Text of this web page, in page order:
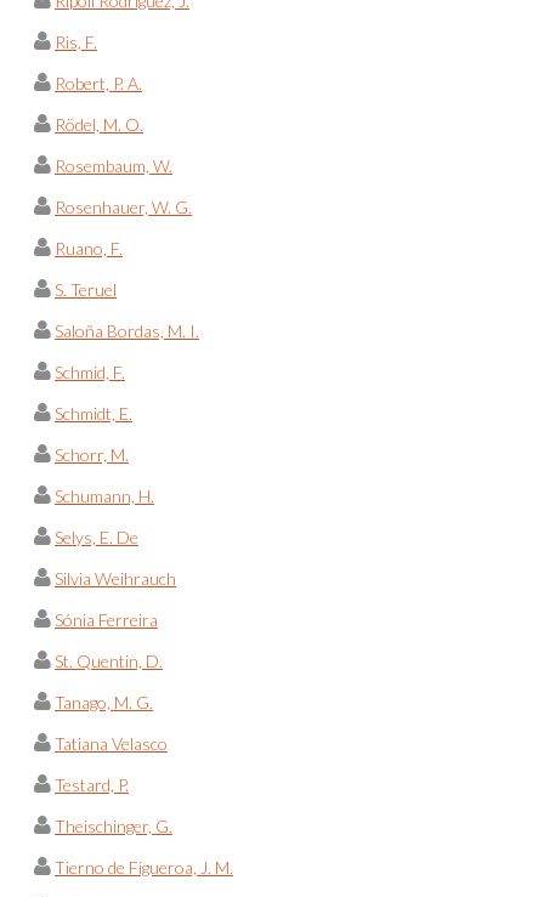
Ris, F.
Robert, P. A.
Rödel, M. O.
Rosembaum, W.
Rosenhauer, W. G.
Ruano, F.
S. Teruel
Saloña Bordas, M. I.
Schmid, F.
Schmidt, E.
Schorr, M.
Schumann, H.
Selys, E. De
Silvia Weihrauch
Sónia Ferreira
St. Quentin, D.
Tanago, M. G.
Tatiana Velasco
Testard, P.
Theischinger, G.
Tierno de Figueroa, J. M.